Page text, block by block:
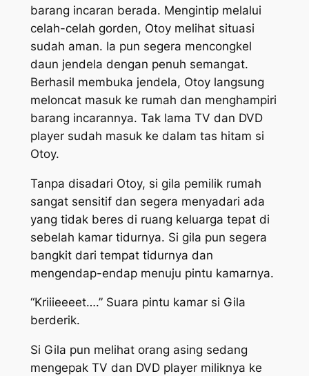
barang incaran berada. Mengintip melalui
celah-celah gorden, Otoy melihat situasi
sudah aman. Ia pun segera mencongkel
daun jendela dengan penuh semangat.
Berhasil membuka jendela, Otoy langsung
meloncat masuk ke rumah dan menghampiri
barang incarannya. Tak lama TV dan DVD
player sudah masuk ke dalam tas hitam si
Otoy.
Tanpa disadari Otoy, si gila pemilik rumah
sangat sensitif dan segera menyadari ada
yang tidak beres di ruang keluarga tepat di
sebelah kamar tidurnya. Si gila pun segera
bangkit dari tempat tidurnya dan
mengendap-endap menuju pintu kamarnya.
“Kriiieeeet….” Suara pintu kamar si Gila
berderik.
Si Gila pun melihat orang asing sedang
mengepak TV dan DVD player miliknya ke